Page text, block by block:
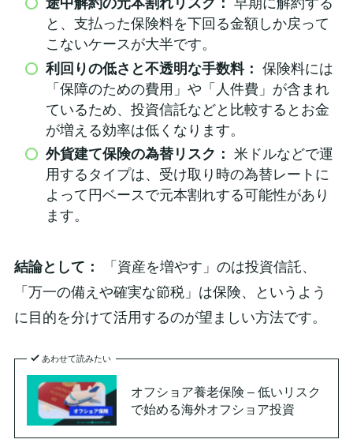
途中解約の元本割れリスク： 早期に解約する
と、支払った保険料を下回る金額しか戻って
こないケースが大半です。
利回りの低さと不透明な手数料： 保険料には
「保障のための費用」や「人件費」が含まれ
ているため、投資信託などと比較するとお金
が増える効率は低くなります。
外貨建て保険の為替リスク： 米ドルなどで運
用するタイプは、受け取り時の為替レートに
よって円ベースで元本割れする可能性があり
ます。
結論として：
「資産を増やす」のは投資信託、
「万一の備えや確実な節税」は保険、というよう
に目的を分けて活用するのが望ましい方法です。
あわせて読みたい
オフショア養老保険 – 低いリスク
で始める海外オフショア投資